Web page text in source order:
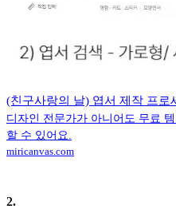
(친구사랑의 날) 엽서 제작 프로
디자인 전문가가 아니어도 무료
할 수 있어요.
miricanvas.com
2.